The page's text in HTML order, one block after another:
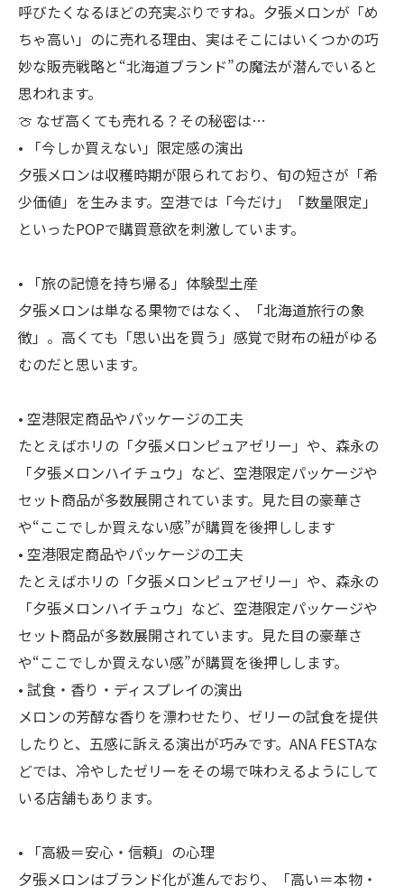
呼びたくなるほどの充実ぶりですね。夕張メロンが「め
ちゃ高い」のに売れる理由、実はそこにはいくつかの巧
妙な販売戦略と“北海道ブランド”の魔法が潜んでいると
思われます。
🍈 なぜ高くても売れる？その秘密は…
• 「今しか買えない」限定感の演出
夕張メロンは収穫時期が限られており、旬の短さが「希
少価値」を生みます。空港では「今だけ」「数量限定」
といったPOPで購買意欲を刺激しています。
• 「旅の記憶を持ち帰る」体験型土産
夕張メロンは単なる果物ではなく、「北海道旅行の象
徴」。高くても「思い出を買う」感覚で財布の紐がゆる
むのだと思います。
• 空港限定商品やパッケージの工夫
たとえばホリの「夕張メロンピュアゼリー」や、森永の
「夕張メロンハイチュウ」など、空港限定パッケージや
セット商品が多数展開されています。見た目の豪華さ
や“ここでしか買えない感”が購買を後押しします
• 空港限定商品やパッケージの工夫
たとえばホリの「夕張メロンピュアゼリー」や、森永の
「夕張メロンハイチュウ」など、空港限定パッケージや
セット商品が多数展開されています。見た目の豪華さ
や“ここでしか買えない感”が購買を後押しします。
• 試食・香り・ディスプレイの演出
メロンの芳醇な香りを漂わせたり、ゼリーの試食を提供
したりと、五感に訴える演出が巧みです。ANA FESTAな
どでは、冷やしたゼリーをその場で味わえるようにして
いる店舗もあります。
• 「高級＝安心・信頼」の心理
夕張メロンはブランド化が進んでおり、「高い＝本物・